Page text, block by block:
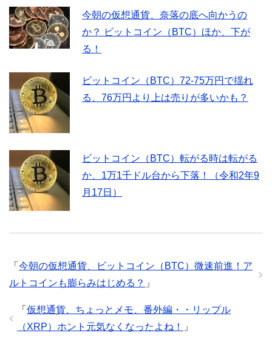
今朝の仮想通貨、奈落の底へ向かうの
か？ ビットコイン（BTC）ほか、下が
る！
ビットコイン（BTC）72-75万円で揺れ
る、76万円より上は売りが多いかも？
ビットコイン（BTC）転がる時は転がる
か、1万1千ドル台から下落！（令和2年9
月17日）
「 今朝の仮想通貨、ビットコイン（BTC）微速前進！ア
ルトコインも膨らみはじめる？ 」
「 仮想通貨、ちょっとメモ、番外編・・リップル
（XRP）ホント元気なくなったよね！
」